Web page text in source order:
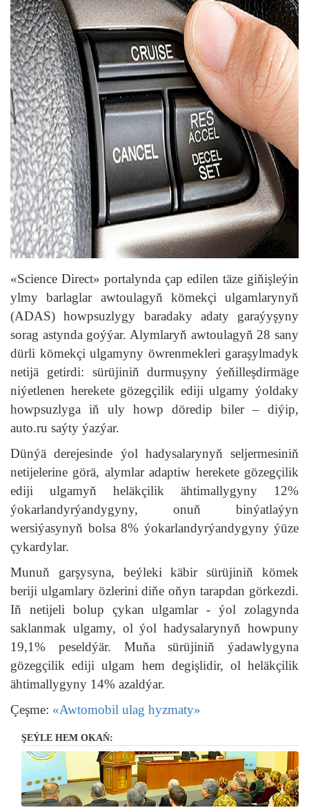
«Science Direct» portalynda çap edilen täze giňişleýin
ylmy barlaglar awtoulagyň kömekçi ulgamlarynyň
(ADAS) howpsuzlygy baradaky adaty garaýyşyny
sorag astynda goýýar. Alymlaryň awtoulagyň 28 sany
dürli kömekçi ulgamyny öwrenmekleri garaşylmadyk
netijä getirdi: sürüjiniň durmuşyny ýeňilleşdirmäge
niýetlenen herekete gözegçilik ediji ulgamy ýoldaky
howpsuzlyga iň uly howp döredip biler – diýip,
auto.ru saýty ýazýar.
Dünýä derejesinde ýol hadysalarynyň seljermesiniň
netijelerine görä, alymlar adaptiw herekete gözegçilik
ediji ulgamyň heläkçilik ähtimallygyny 12%
ýokarlandyrýandygyny, onuň binýatlaýyn
wersiýasynyň bolsa 8% ýokarlandyrýandygyny ýüze
çykardylar.
Munuň garşysyna, beýleki käbir sürüjiniň kömek
beriji ulgamlary özlerini diňe oňyn tarapdan görkezdi.
Iň netijeli bolup çykan ulgamlar - ýol zolagynda
saklanmak ulgamy, ol ýol hadysalarynyň howpuny
19,1% peseldýär. Muňa sürüjiniň ýadawlygyna
gözegçilik ediji ulgam hem degişlidir, ol heläkçilik
ähtimallygyny 14% azaldýar.
Çeşme: «Awtomobil ulag hyzmaty»
ŞEÝLE HEM OKAŇ: